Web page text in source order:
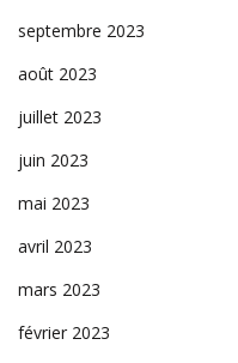
septembre 2023
août 2023
juillet 2023
juin 2023
mai 2023
avril 2023
mars 2023
février 2023